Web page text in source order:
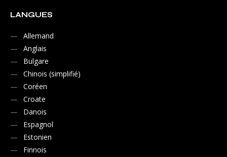
LANGUES
Allemand
Anglais
Bulgare
Chinois (simplifié)
Coréen
Croate
Danois
Espagnol
Estonien
Finnois